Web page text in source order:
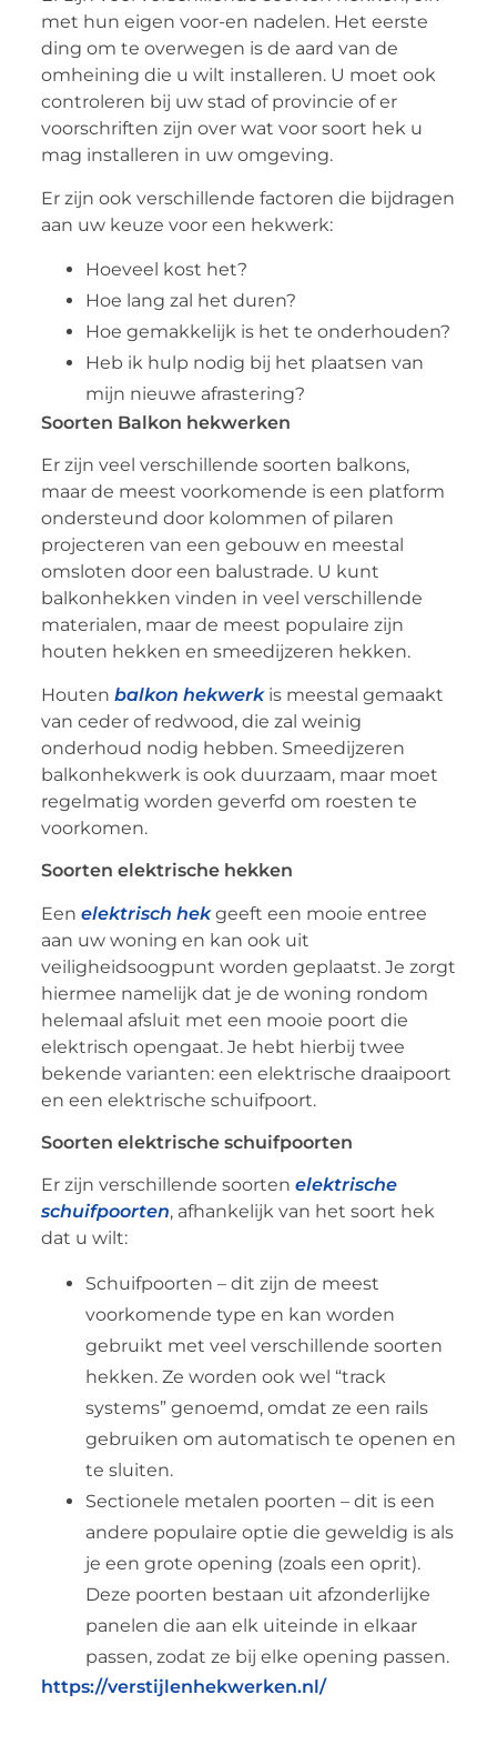
met hun eigen voor-en nadelen. Het eerste
ding om te overwegen is de aard van de
omheining die u wilt installeren. U moet ook
controleren bij uw stad of provincie of er
voorschriften zijn over wat voor soort hek u
mag installeren in uw omgeving.
Er zijn ook verschillende factoren die bijdragen
aan uw keuze voor een hekwerk:
Hoeveel kost het?
Hoe lang zal het duren?
Hoe gemakkelijk is het te onderhouden?
Heb ik hulp nodig bij het plaatsen van
mijn nieuwe afrastering?
Soorten Balkon hekwerken
Er zijn veel verschillende soorten balkons,
maar de meest voorkomende is een platform
ondersteund door kolommen of pilaren
projecteren van een gebouw en meestal
omsloten door een balustrade. U kunt
balkonhekken vinden in veel verschillende
materialen, maar de meest populaire zijn
houten hekken en smeedijzeren hekken.
Houten balkon hekwerkis meestal gemaakt
van ceder of redwood, die zal weinig
onderhoud nodig hebben. Smeedijzeren
balkonhekwerk is ook duurzaam, maar moet
regelmatig worden geverfd om roesten te
voorkomen.
Soorten elektrische hekken
Een elektrisch hekgeeft een mooie entree
aan uw woning en kan ook uit
veiligheidsoogpunt worden geplaatst. Je zorgt
hiermee namelijk dat je de woning rondom
helemaal afsluit met een mooie poort die
elektrisch opengaat. Je hebt hierbij twee
bekende varianten: een elektrische draaipoort
en een elektrische schuifpoort.
Soorten elektrische schuifpoorten
Er zijn verschillende soorten elektrische
schuifpoorten, afhankelijk van het soort hek
dat u wilt:
Schuifpoorten – dit zijn de meest
voorkomende type en kan worden
gebruikt met veel verschillende soorten
hekken. Ze worden ook wel “track
systems” genoemd, omdat ze een rails
gebruiken om automatisch te openen en
te sluiten.
Sectionele metalen poorten – dit is een
andere populaire optie die geweldig is als
je een grote opening (zoals een oprit).
Deze poorten bestaan uit afzonderlijke
panelen die aan elk uiteinde in elkaar
passen, zodat ze bij elke opening passen.
https://verstijlenhekwerken.nl/